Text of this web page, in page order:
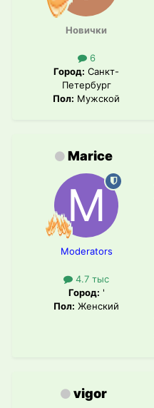
Новички
6
Город: Санкт-
Петербург
Пол: Мужской
Marice
Moderators
4.7 тыс
Город: '
Пол: Женский
vigor